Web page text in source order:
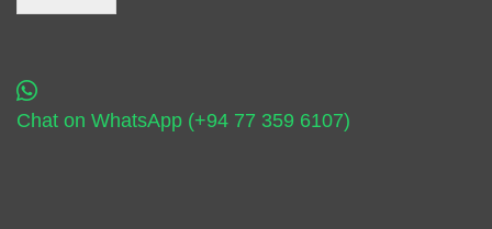
Chat on WhatsApp (+94 77 359 6107)